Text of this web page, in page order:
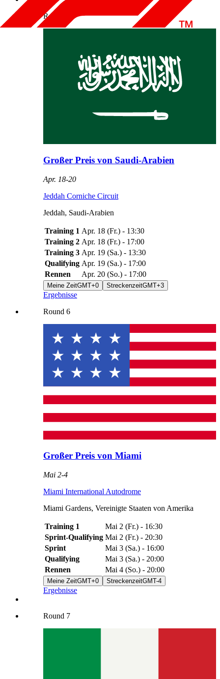
Round
Großer Preis von Saudi-Arabien
Apr. 18-20
Jeddah Corniche Circuit
Jeddah, Saudi-Arabien
Training 1 Apr. 18 (Fr.) - 13:30
Training 2 Apr. 18 (Fr.) - 17:00
Training 3 Apr. 19 (Sa.) - 13:30
Qualifying Apr. 19 (Sa.) - 17:00
Rennen
Apr. 20 (So.) - 17:00
Meine ZeitGMT+0 StreckenzeitGMT+3
Ergebnisse
Round 6
Großer Preis von Miami
Mai 2-4
Miami International Autodrome
Miami Gardens, Vereinigte Staaten von Amerika
Training 1 Mai 2 (Fr.) - 16:30
Sprint-Qualifying Mai 2 (Fr.) - 20:30
Sprint
Mai 3 (Sa.) - 16:00
Qualifying
Mai 3 (Sa.) - 20:00
Rennen
Mai 4 (So.) - 20:00
Meine ZeitGMT+0 StreckenzeitGMT-4
Ergebnisse
Round 7